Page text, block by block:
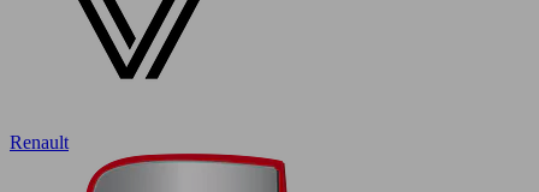
Renault